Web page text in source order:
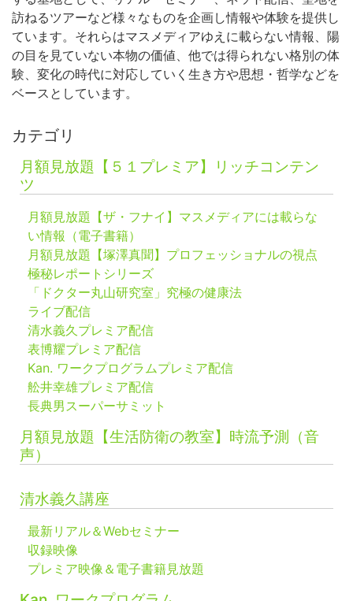
訪ねるツアーなど様々なものを企画し情報や体験を提供し
ています。それらはマスメディアゆえに載らない情報、陽
の目を見ていない本物の価値、他では得られない格別の体
験、変化の時代に対応していく生き方や思想・哲学などを
ベースとしています。
カテゴリ
月額見放題【５１プレミア】リッチコンテン
ツ
月額見放題【ザ・フナイ】マスメディアには載らな
い情報（電子書籍）
月額見放題【塚澤真聞】プロフェッショナルの視点
極秘レポートシリーズ
「ドクター丸山研究室」究極の健康法
ライブ配信
清水義久プレミア配信
表博耀プレミア配信
Kan. ワークプログラムプレミア配信
舩井幸雄プレミア配信
長典男スーパーサミット
月額見放題【生活防衛の教室】時流予測（音
声）
清水義久講座
最新リアル＆Webセミナー
収録映像
プレミア映像＆電子書籍見放題